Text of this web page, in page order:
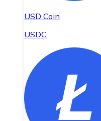
USD Coin
USDC